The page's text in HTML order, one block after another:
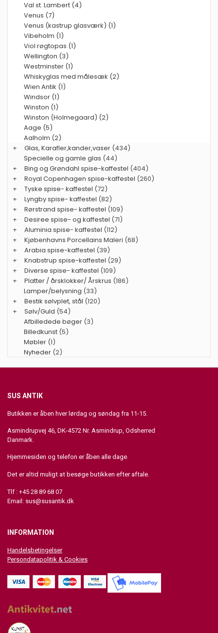
Val st. Lambert (4)
Venus (7)
Venus (kastrup glasværk) (1)
Vibeholm (1)
Viol røgtopas (1)
Wellington (3)
Westminster (1)
Whiskyglas med målesæk (2)
Wien Antik (1)
Windsor (1)
Winston (1)
Winston (Holmegaard) (2)
Aage (5)
Aalholm (2)
+
Glas, Karafler,kander,vaser (434)
Specielle og gamle glas (44)
+
Bing og Grøndahl spise-kaffestel (404)
+
Royal Copenhagen spise-kaffestel (260)
+
Tyske spise- kaffestel (72)
+
Lyngby spise- kaffestel (82)
+
Rørstrand spise- kaffestel (109)
+
Desiree spise- og kaffestel (71)
+
Aluminia spise- kaffestel (112)
+
Kjøbenhavns Porcellains Maleri (68)
+
Arabia spise-kaffestel (39)
+
Knabstrup spise-kaffestel (29)
+
Diverse spise- kaffestel (109)
+
Platter / årsklokker/ Årskrus (186)
Lamper/belysning (33)
+
Bestik sølvplet, stål (120)
+
Sølv/Guld (54)
Afbilledede bøger (3)
Billedkunst (5)
Møbler (1)
Nyheder (2)
SUS ANTIK
Butikken er åben hver lørdag og søndag fra 11-15.
Asmindrupvej 46, DK-4572 Nr. Asmindrup, Odsherred
Danmark.
Hjemmesiden og telefon er åben alle dage.
Det er altid muligt at besøge butikken efter aftale.
Tlf : +45 28 89 68 07
Email: sus@susantik.dk
INFORMATION
Handelsbetingelser
Persondatapolitik & Cookies